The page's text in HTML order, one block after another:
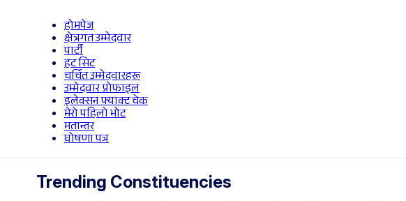
होमपेज
क्षेत्रगत उम्मेदवार
पार्टी
हट सिट
चर्चित उम्मेदवारहरू
उम्मेदवार प्रोफाइल
इलेक्सन फ्याक्ट चेक
मेरो पहिलो भोट
मतान्तर
घोषणा पत्र
Trending Constituencies